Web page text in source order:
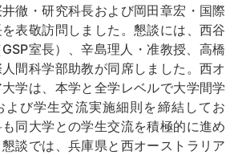
徹・研究科長および岡田章宏・国際
を表敬訪問しました。懇談には、西谷
室長）、辛島理人・准教授、高橋
間科学部助教が同席しました。西オ
学は、本学と全学レベルで大学間学
よび学生交流実施細則を締結してお
同大学との学生交流を積極的に進め
談では、兵庫県と西オーストラリア